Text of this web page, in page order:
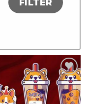
FILTER